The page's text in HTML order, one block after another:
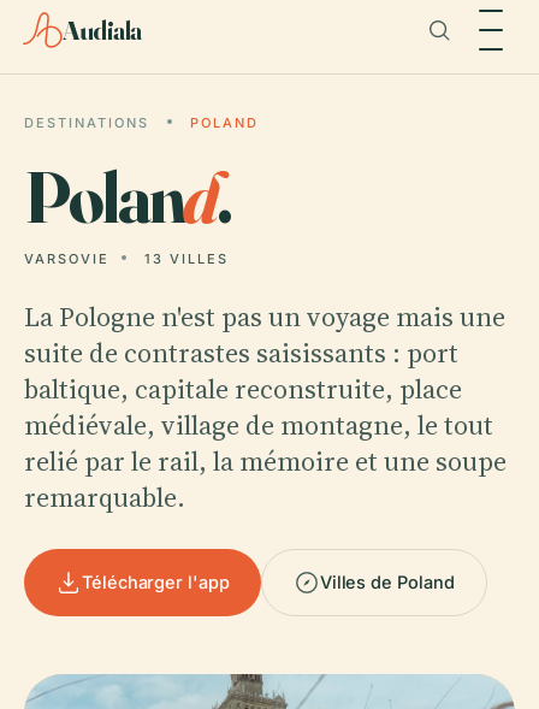
Audiala
DESTINATIONS POLAND
Poland.
VARSOVIE 13 VILLES
La Pologne n'est pas un voyage mais une
suite de contrastes saisissants : port
baltique, capitale reconstruite, place
médiévale, village de montagne, le tout
relié par le rail, la mémoire et une soupe
remarquable.
Télécharger l'app Villes de Poland